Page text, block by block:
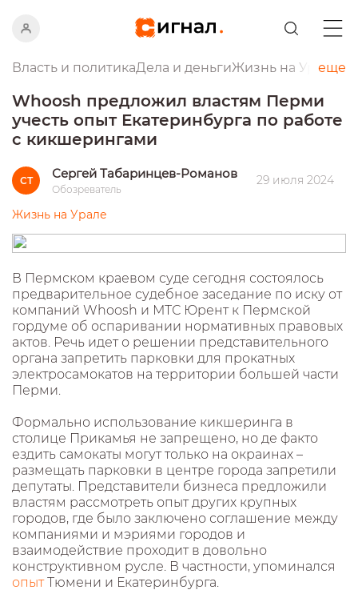
Власть и политикаДела и деньгиЖизнь на Урале
еще
Whoosh предложил властям Перми
учесть опыт Екатеринбурга по работе
с кикшерингами
СТ Сергей Табаринцев-Романов
Обозреватель
29 июля 2024
Жизнь на Урале
В Пермском краевом суде сегодня состоялось
предварительное судебное заседание по иску от
компаний Whoosh и МТС Юрент к Пермской
гордуме об оспаривании нормативных правовых
актов. Речь идет о решении представительного
органа запретить парковки для прокатных
электросамокатов на территории большей части
Перми.
Формально использование кикшеринга в
столице Прикамья не запрещено, но де факто
ездить самокаты могут только на окраинах –
размещать парковки в центре города запретили
депутаты. Представители бизнеса предложили
властям рассмотреть опыт других крупных
городов, где было заключено соглашение между
компаниями и мэриями городов и
взаимодействие проходит в довольно
конструктивном русле. В частности, упоминался
опытТюмени и Екатеринбурга.